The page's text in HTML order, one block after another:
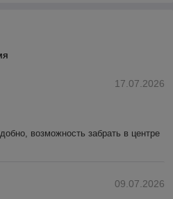
17.07.2026
возможность забрать в центре
09.07.2026